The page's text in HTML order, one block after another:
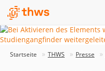
Startseite THWS Presse